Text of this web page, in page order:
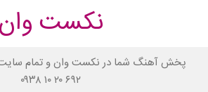
نکست وان
پخش آهنگ شما در نکست وان و تمام
۰۹۳۸ ۱۰ ۲۰ ۶۹۲